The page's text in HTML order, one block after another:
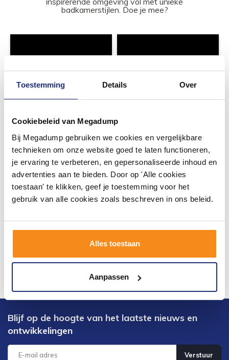
Toestemming Details Over
Cookiebeleid van Megadump
Bij Megadump gebruiken we cookies en vergelijkbare
technieken om onze website goed te laten functioneren,
je ervaring te verbeteren, en gepersonaliseerde inhoud en
advertenties aan te bieden. Door op 'Alle cookies
toestaan' te klikken, geef je toestemming voor het
gebruik van alle cookies zoals beschreven in ons beleid.
Alles toestaan
Aanpassen
badkamerstijlen. Doe je mee?
Blijf op de hoogte van het laatste nieuws en
ontwikkelingen
Verstuur